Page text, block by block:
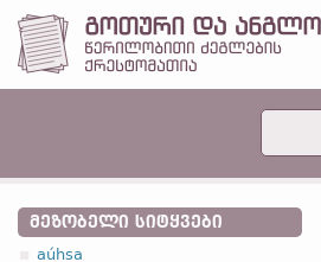
ᲛᲔᲖᲝᲑᲔᲚᲘ ᲡᲘᲢᲧᲕᲔᲑᲘ
aúhsa